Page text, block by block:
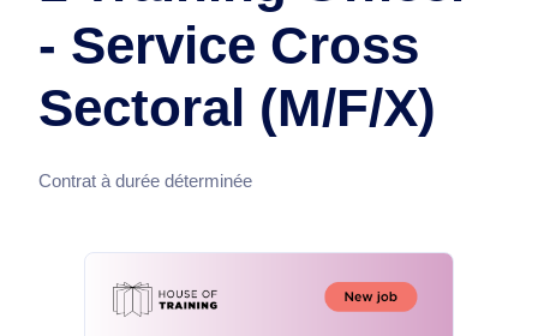
- Service Cross
Sectoral (M/F/X)
Contrat à durée déterminée